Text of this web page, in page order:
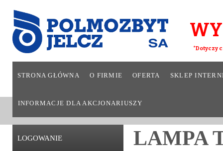
*Dotyczy
STRONA GŁÓWNA O FIRMIE OFERTA SKLEP
INFORMACJE DLA AKCJONARIUSZY
LOGOWANIE
LAMPA